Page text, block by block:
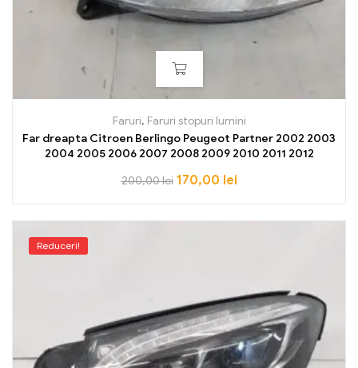
Faruri, Faruri stopuri lumini
Far dreapta Citroen Berlingo Peugeot Partner 2002 2003
2004 2005 2006 2007 2008 2009 2010 2011 2012
200,00lei 170,00 lei
Reduceri!